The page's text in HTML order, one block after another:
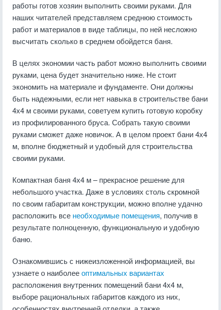
работы готов хозяин выполнить своими руками. Для
наших читателей представляем среднюю стоимость
работ и материалов в виде таблицы, по ней несложно
высчитать сколько в среднем обойдется баня.
В целях экономии часть работ можно выполнить своими
руками, цена будет значительно ниже. Не стоит
экономить на материале и фундаменте. Они должны
быть надежными, если нет навыка в строительстве бани
4х4 м своими руками, советуем купить готовую коробку
из профилированного бруса. Собрать такую своими
руками сможет даже новичок. А в целом проект бани 4х4
м, вполне бюджетный и удобный для строительства
своими руками.
Компактная баня 4х4 м – прекрасное решение для
небольшого участка. Даже в условиях столь скромной
по своим габаритам конструкции, можно вполне удачно
расположить все необходимые помещения, получив в
результате полноценную, функциональную и удобную
баню.
Ознакомившись с нижеизложенной информацией, вы
узнаете о наиболееоптимальных вариантах
расположения внутренних помещений бани 4х4 м,
выборе рациональных габаритов каждого из них,